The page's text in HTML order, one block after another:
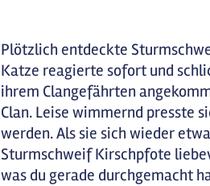
Plötzlich entdeckte
Katze reagierte sofort und
ihrem Clangefährten
Clan. Leise wimmernd presste
werden. Als sie sich wieder
Sturmschweif Kirschpfote
was du gerade durchgemacht